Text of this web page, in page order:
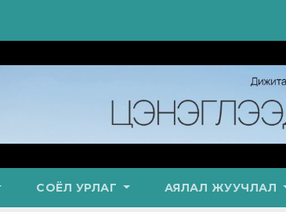
СОЁЛ УРЛАГ АЯЛАЛ ЖУУЧЛАЛ